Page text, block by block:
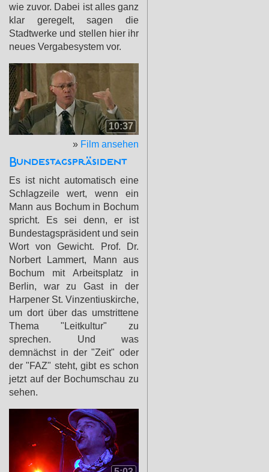
wie zuvor. Dabei ist alles ganz
klar geregelt, sagen die
Stadtwerke und stellen hier ihr
neues Vergabesystem vor.
10:37
» Film ansehen
Bundestagspräsident
Es ist nicht automatisch eine
Schlagzeile wert, wenn ein
Mann aus Bochum in Bochum
spricht. Es sei denn, er ist
Bundestagspräsident und sein
Wort von Gewicht. Prof. Dr.
Norbert Lammert, Mann aus
Bochum mit Arbeitsplatz in
Berlin, war zu Gast in der
Harpener St. Vinzentiuskirche,
um dort über das umstrittene
Thema "Leitkultur" zu
sprechen. Und was
demnächst in der "Zeit" oder
der "FAZ" steht, gibt es schon
jetzt auf der Bochumschau zu
sehen.